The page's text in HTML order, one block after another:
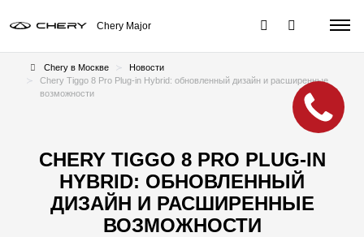
Chery Major
Chery в Москве
Новости
Chery Tiggo 8 Pro Plug-in Hybrid: обновленный дизайн и расширенные
возможности
CHERY TIGGO 8 PRO PLUG-IN
HYBRID: ОБНОВЛЕННЫЙ
ДИЗАЙН И РАСШИРЕННЫЕ
ВОЗМОЖНОСТИ